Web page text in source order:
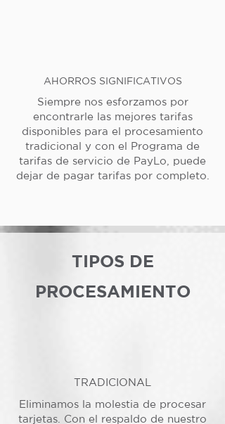
AHORROS SIGNIFICATIVOS
Siempre nos esforzamos por
encontrarle las mejores tarifas
disponibles para el procesamiento
tradicional y con el Programa de
tarifas de servicio de PayLo, puede
dejar de pagar tarifas por completo.
TIPOS DE
PROCESAMIENTO
TRADICIONAL
Eliminamos la molestia de procesar
tarjetas. Con el respaldo de nuestro